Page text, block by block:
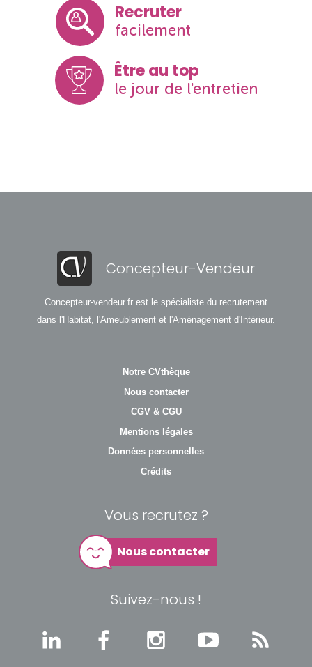
Recruter
facilement
Être au top
le jour de l'entretien
Concepteur-Vendeur
Concepteur-vendeur.fr est le spécialiste du recrutement
dans l'Habitat, l'Ameublement et l'Aménagement d'Intérieur.
Notre CVthèque
Nous contacter
CGV & CGU
Mentions légales
Données personnelles
Crédits
Vous recrutez ?
Nous contacter
Suivez-nous !